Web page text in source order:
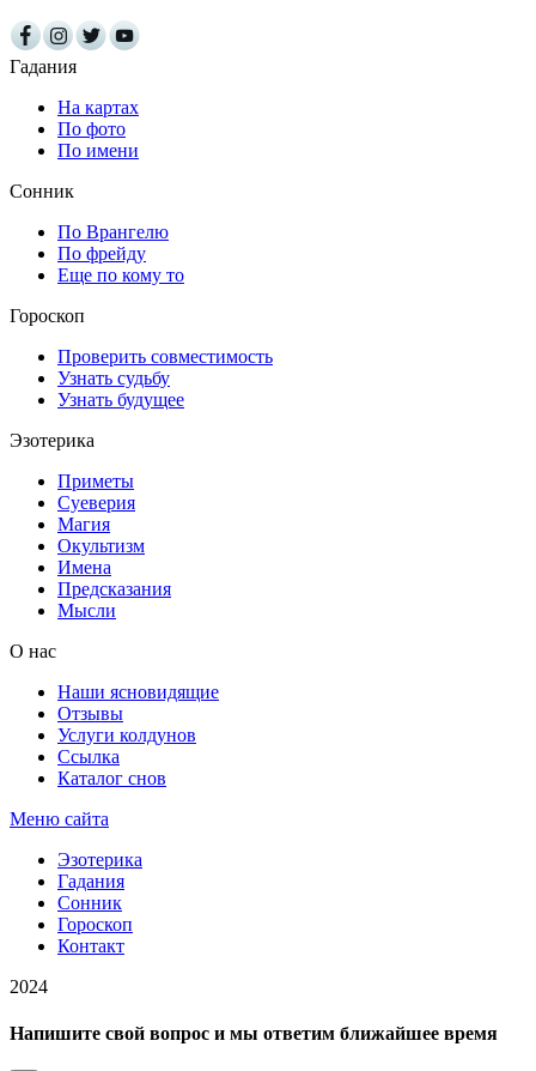
Гадания
На картах
По фото
По имени
Сонник
По Врангелю
По фрейду
Еще по кому то
Гороскоп
Проверить совместимость
Узнать судьбу
Узнать будущее
Эзотерика
Приметы
Суеверия
Магия
Окультизм
Имена
Предсказания
Мысли
О нас
Наши ясновидящие
Отзывы
Услуги колдунов
Ссылка
Каталог снов
Меню сайта
Эзотерика
Гадания
Сонник
Гороскоп
Контакт
2024
Напишите свой вопрос и мы ответим ближайшее время